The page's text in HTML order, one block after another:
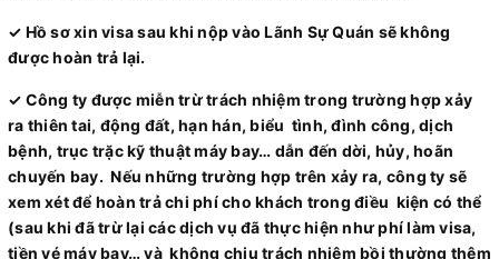
✓ Hồ sơ xin visa sau khi nộp vào Lãnh Sự Quán sẽ không
được hoàn trả lại.
✓ Công ty được miễn trừ trách nhiệm trong trường hợp xảy
ra thiên tai, động đất, hạn hán, biểu tình, đình công, dịch
bệnh, trục trặc kỹ thuật máy bay… dẫn đến dời, hủy, hoãn
chuyến bay. Nếu những trường hợp trên xảy ra, công ty sẽ
xem xét để hoàn trả chi phí cho khách trong điều kiện có thể
(sau khi đã trừ lại các dịch vụ đã thực hiện như phí làm visa,
tiền vé máy bay… và không chịu trách nhiệm bồi thường thêm